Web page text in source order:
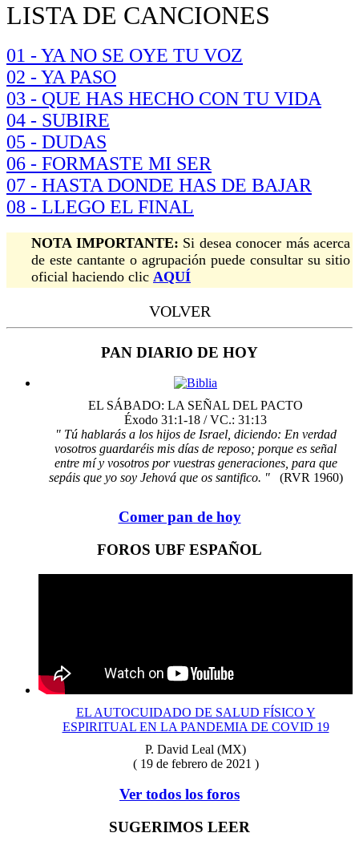
LISTA DE CANCIONES
01 - YA NO SE OYE TU VOZ
02 - YA PASO
03 - QUE HAS HECHO CON TU VIDA
04 - SUBIRE
05 - DUDAS
06 - FORMASTE MI SER
07 - HASTA DONDE HAS DE BAJAR
08 - LLEGO EL FINAL
NOTA IMPORTANTE: Si desea conocer más acerca
de este cantante o agrupación puede consultar su sitio
oficial haciendo clic AQUÍ
VOLVER
PAN DIARIO DE HOY
EL SÁBADO: LA SEÑAL DEL PACTO
Éxodo 31:1-18 / VC.: 31:13
" Tú hablarás a los hijos de Israel, diciendo: En verdad
vosotros guardaréis mis días de reposo; porque es señal
entre mí y vosotros por vuestras generaciones, para que
sepáis que yo soy Jehová que os santifico. "
(RVR 1960)
Comer pan de hoy
FOROS UBF ESPAÑOL
EL AUTOCUIDADO DE SALUD FÍSICO Y
ESPIRITUAL EN LA PANDEMIA DE COVID 19
P. David Leal (MX)
( 19 de febrero de 2021 )
Ver todos los foros
SUGERIMOS LEER